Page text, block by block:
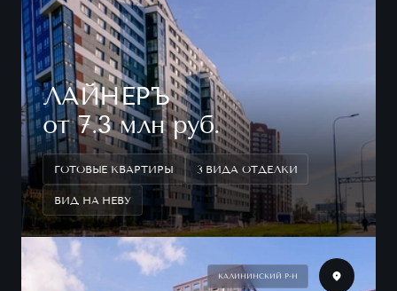
ЛАЙНЕРЪ
от 7.3 млн руб.
ГОТОВЫЕ КВАРТИРЫ 3 ВИДА ОТДЕЛКИ
ВИД НА НЕВУ
КАЛИНИНСКИЙ Р-Н